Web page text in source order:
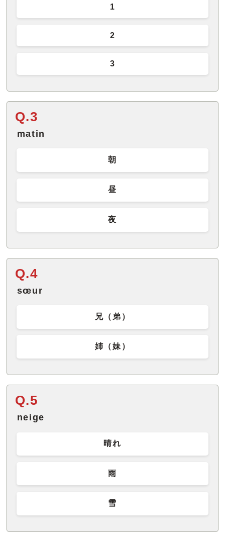
1
2
3
Q.3
matin
朝
昼
夜
Q.4
sœur
兄（弟）
姉（妹）
Q.5
neige
晴れ
雨
雪